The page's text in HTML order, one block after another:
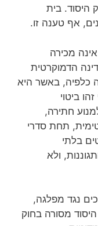
היסוד. בית
אף טענה זו.
מכירה
הדמוקרטית
כלפיה, באשר היא
ביטוי
חתירה,
תחת סדרי
בלתי
ולא
נגד מפלגה,
מסורה בחוק